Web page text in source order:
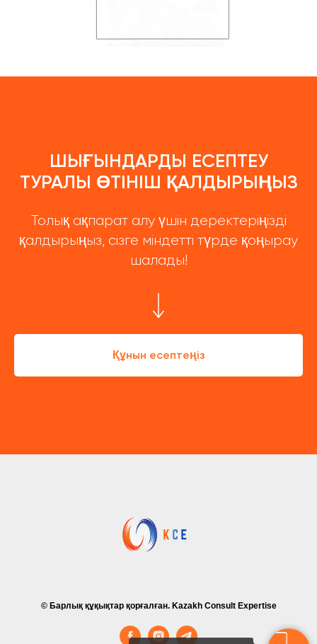
ШЫҒЫНДАРДЫ ЕСЕПТЕУ
ТУРАЛЫ ӨТІНІШ ҚАЛДЫРЫҢЫЗ
Толық ақпарат алу үшін деректеріңізді
қалдырыңыз, сізге міндетті түрде қоңырау
шалады!
Құнын есептеңіз
© Барлық құқықтар қорғалған. Kazakh Consult Expertise